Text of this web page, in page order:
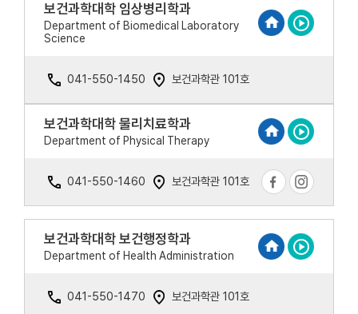
보건과학대학 임상병리학과
Department of Biomedical Laboratory
Science
041-550-1450 보건과학관 101호
보건과학대학 물리치료학과
Department of Physical Therapy
041-550-1460 보건과학관 101호
보건과학대학 보건행정학과
Department of Health Administration
041-550-1470 보건과학관 101호